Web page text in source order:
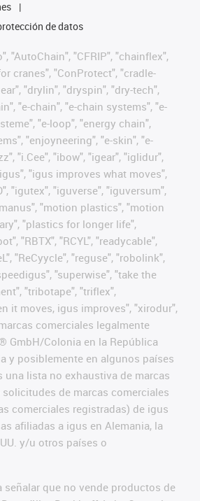
de datos
"AutoChain", "CFRIP", "chainflex",
cranes", "ConProtect", "cradle-
"drylin", "dryspin", "dry-tech",
"e-chain", "e-chain systems", "e-
"e-loop", "energy chain",
"enjoyneering", "e-skin", "e-
"i.Cee", "ibow", "igear", "iglidur",
"igus improves what moves",
"igutex", "iguverse", "iguversum",
"motion plastics", "motion
"plastics for longer life",
"RBTX", "RCYL", "readycable",
"ReCyycle", "reguse", "robolink",
"superwise", "take the
"tribotape", "triflex",
it moves, igus improves", "xirodur",
comerciales legalmente
GmbH/Colonia en la República
y posiblemente en algunos países
una lista no exhaustiva de marcas
de marcas comerciales
comerciales registradas) de igus
afiliadas a igus en Alemania, la
y/u otros países o
señalar que no vende productos de